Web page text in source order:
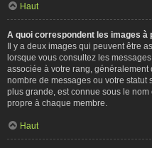
Haut
A quoi correspondent les images à
Il y a deux images qui peuvent être
lorsque vous consultez les messages
associée à votre rang,
nombre de messages ou votre statut
plus grande, est connue sous le
propre à chaque membre.
Haut